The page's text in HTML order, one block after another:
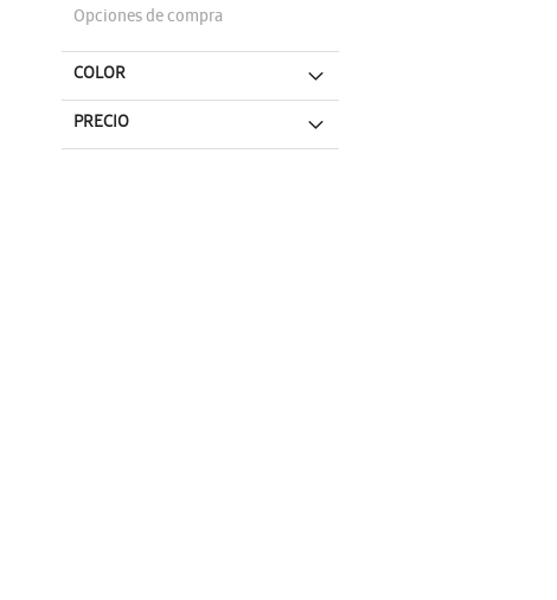
Opciones de compra
COLOR
PRECIO